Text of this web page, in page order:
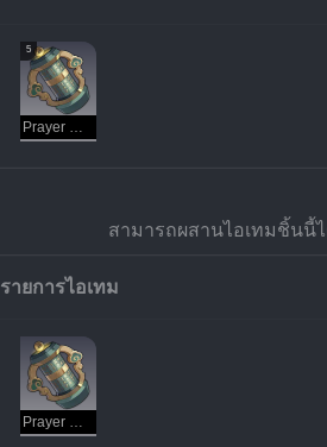
5
Prayer Machine
สามารถผสานไอเทมชิ้นนี้
รายการไอเทม
Prayer Machine